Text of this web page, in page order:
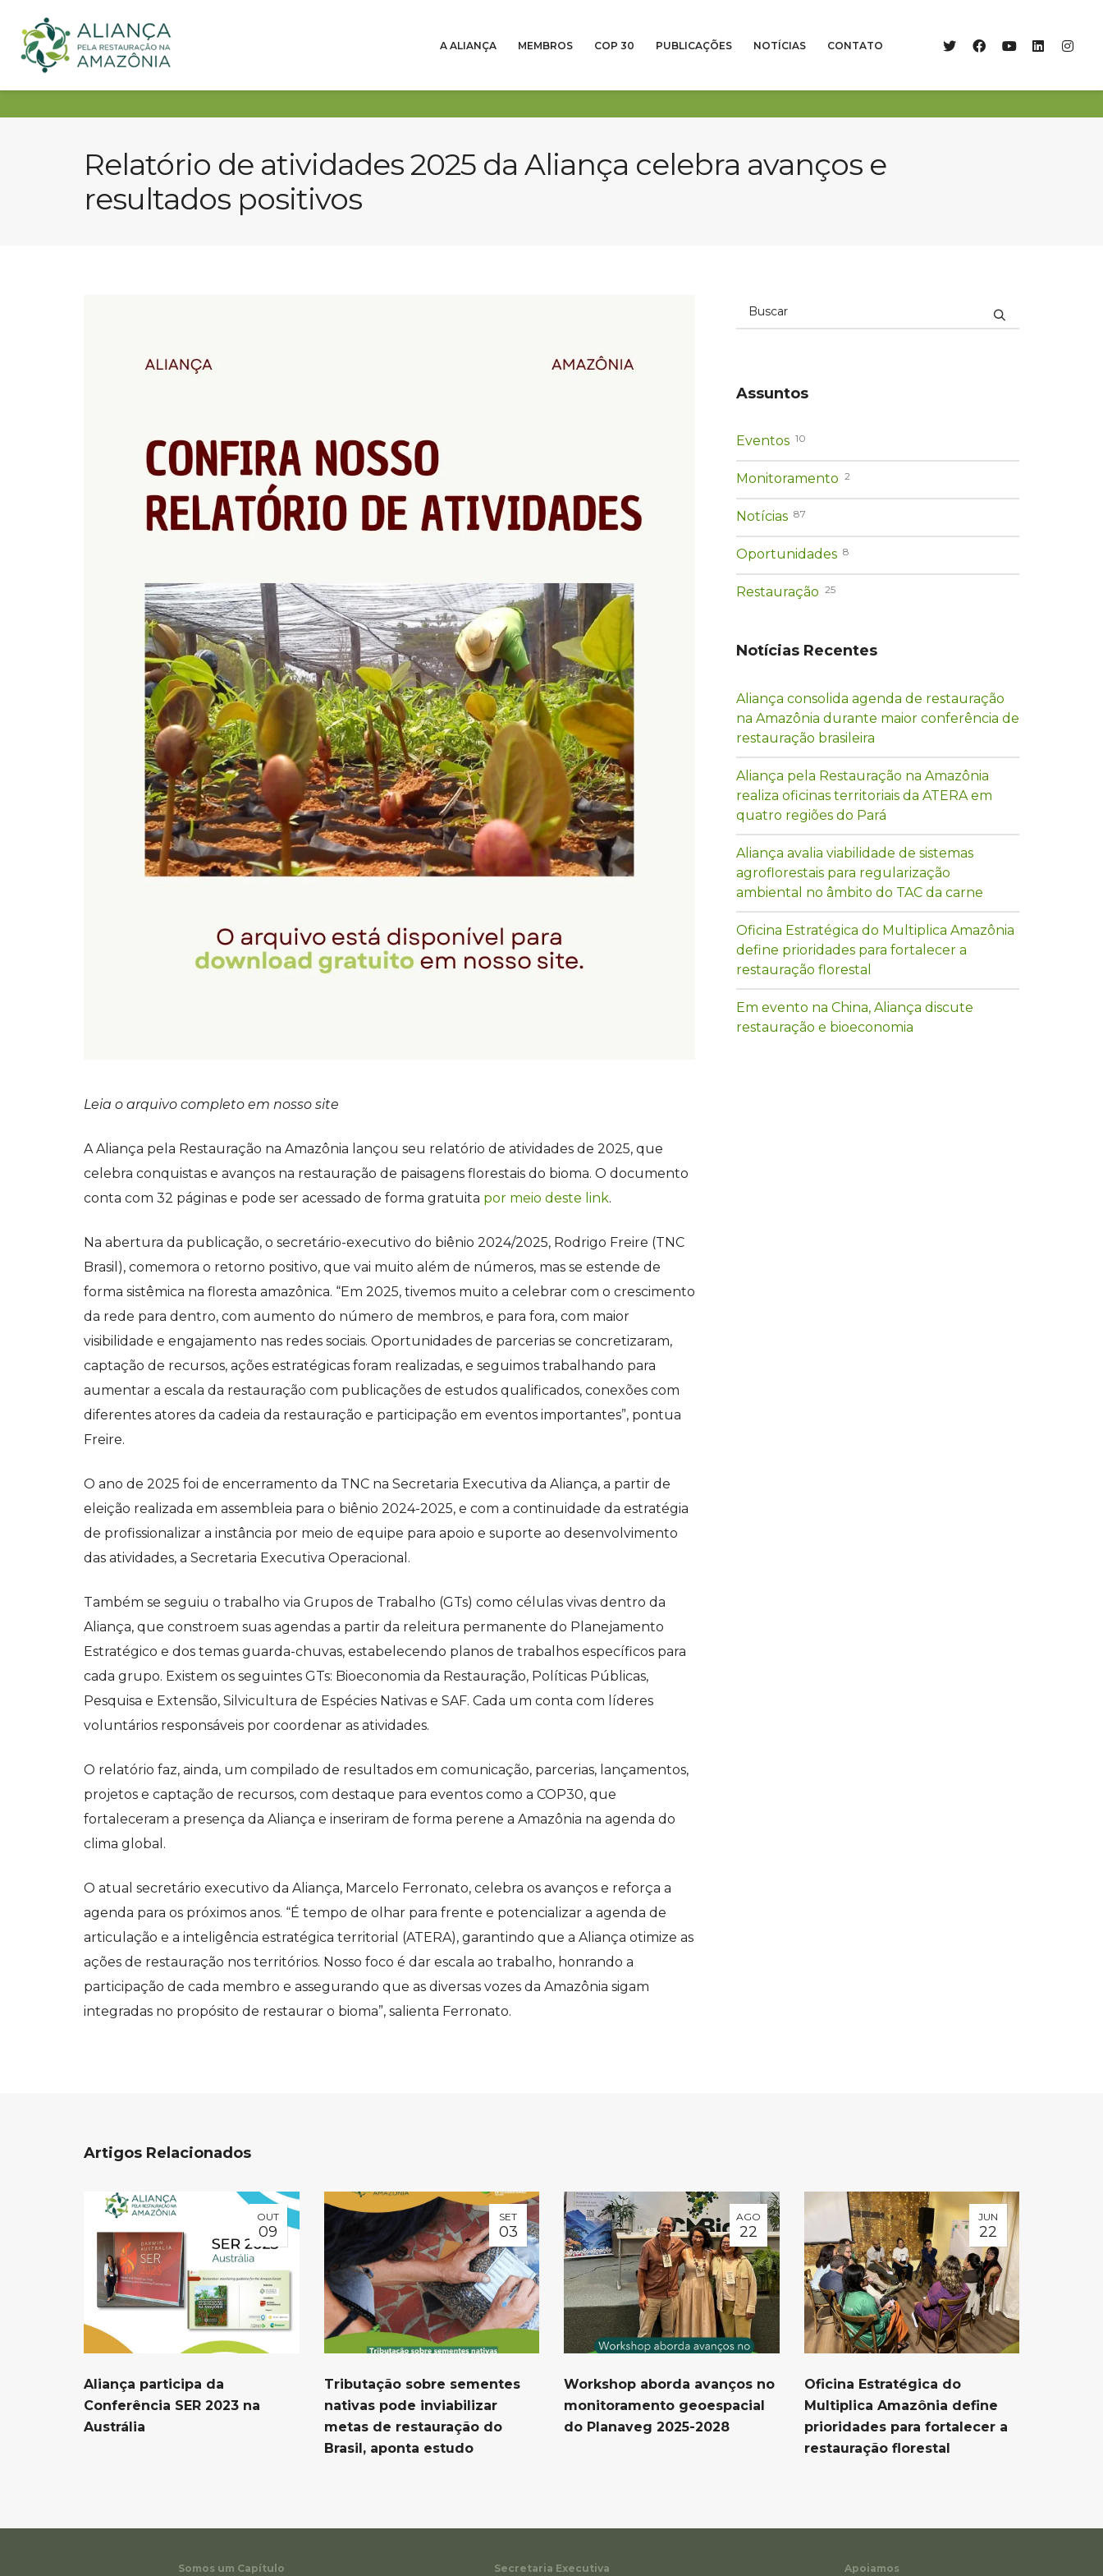
A ALIANÇA MEMBROS COP 30 PUBLICAÇÕES NOTÍCIAS CONTATO
Relatório de atividades 2025 da Aliança celebra avanços e
resultados positivos
Leia o arquivo completo em nosso site
A Aliança pela Restauração na Amazônia lançou seu relatório de atividades de 2025, que
celebra conquistas e avanços na restauração de paisagens florestais do bioma. O documento
conta com 32 páginas e pode ser acessado de forma gratuita por meio deste link.
Na abertura da publicação, o secretário-executivo do biênio 2024/2025, Rodrigo Freire (TNC
Brasil), comemora o retorno positivo, que vai muito além de números, mas se estende de
forma sistêmica na floresta amazônica. “Em 2025, tivemos muito a celebrar com o crescimento
da rede para dentro, com aumento do número de membros, e para fora, com maior
visibilidade e engajamento nas redes sociais. Oportunidades de parcerias se concretizaram,
captação de recursos, ações estratégicas foram realizadas, e seguimos trabalhando para
aumentar a escala da restauração com publicações de estudos qualificados, conexões com
diferentes atores da cadeia da restauração e participação em eventos importantes”, pontua
Freire.
O ano de 2025 foi de encerramento da TNC na Secretaria Executiva da Aliança, a partir de
eleição realizada em assembleia para o biênio 2024-2025, e com a continuidade da estratégia
de profissionalizar a instância por meio de equipe para apoio e suporte ao desenvolvimento
das atividades, a Secretaria Executiva Operacional.
Também se seguiu o trabalho via Grupos de Trabalho (GTs) como células vivas dentro da
Aliança, que constroem suas agendas a partir da releitura permanente do Planejamento
Estratégico e dos temas guarda-chuvas, estabelecendo planos de trabalhos específicos para
cada grupo. Existem os seguintes GTs: Bioeconomia da Restauração, Políticas Públicas,
Pesquisa e Extensão, Silvicultura de Espécies Nativas e SAF. Cada um conta com líderes
voluntários responsáveis por coordenar as atividades.
O relatório faz, ainda, um compilado de resultados em comunicação, parcerias, lançamentos,
projetos e captação de recursos, com destaque para eventos como a COP30, que
fortaleceram a presença da Aliança e inseriram de forma perene a Amazônia na agenda do
clima global.
O atual secretário executivo da Aliança, Marcelo Ferronato, celebra os avanços e reforça a
agenda para os próximos anos. “É tempo de olhar para frente e potencializar a agenda de
articulação e a inteligência estratégica territorial (ATERA), garantindo que a Aliança otimize as
ações de restauração nos territórios. Nosso foco é dar escala ao trabalho, honrando a
participação de cada membro e assegurando que as diversas vozes da Amazônia sigam
integradas no propósito de restaurar o bioma”, salienta Ferronato.
Assuntos
Eventos 10
Monitoramento 2
Notícias 87
Oportunidades 8
Restauração 25
Notícias Recentes
Aliança consolida agenda de restauração
na Amazônia durante maior conferência de
restauração brasileira
Aliança pela Restauração na Amazônia
realiza oficinas territoriais da ATERA em
quatro regiões do Pará
Aliança avalia viabilidade de sistemas
agroflorestais para regularização
ambiental no âmbito do TAC da carne
Oficina Estratégica do Multiplica Amazônia
define prioridades para fortalecer a
restauração florestal
Em evento na China, Aliança discute
restauração e bioeconomia
Artigos Relacionados
OUT
09
Aliança participa da
Conferência SER 2023 na
Austrália
SET
03
Tributação sobre sementes
nativas pode inviabilizar
metas de restauração do
Brasil, aponta estudo
AGO
22
Workshop aborda avanços no
monitoramento geoespacial
do Planaveg 2025-2028
JUN
22
Oficina Estratégica do
Multiplica Amazônia define
prioridades para fortalecer a
restauração florestal
Somos um Capítulo Secretaria Executiva Apoiamos